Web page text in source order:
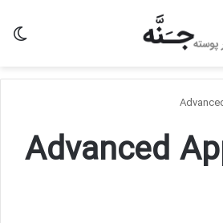
Advanced